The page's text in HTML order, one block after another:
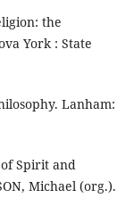
the
York : State
Lanham:
of Spirit and
Michael (org.).